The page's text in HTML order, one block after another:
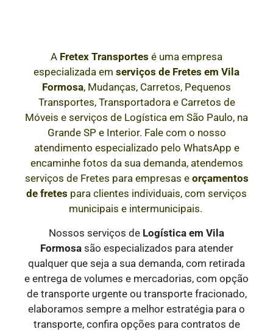
A Fretex Transportes é uma empresa
especializada em serviços de Fretes em Vila
Formosa, Mudanças, Carretos, Pequenos
Transportes, Transportadora e Carretos de
Móveis e serviços de Logística em São Paulo, na
Grande SP e Interior. Fale com o nosso
atendimento especializado pelo WhatsApp e
encaminhe fotos da sua demanda, atendemos
serviços de Fretes para empresas e orçamentos
de fretes para clientes individuais, com serviços
municipais e intermunicipais.
Nossos serviços de Logística em Vila
Formosasão especializados para atender
qualquer que seja a sua demanda, com retirada
e entrega de volumes e mercadorias, com opção
de transporte urgente ou transporte fracionado,
elaboramos sempre a melhor estratégia para o
transporte, confira opções para contratos de